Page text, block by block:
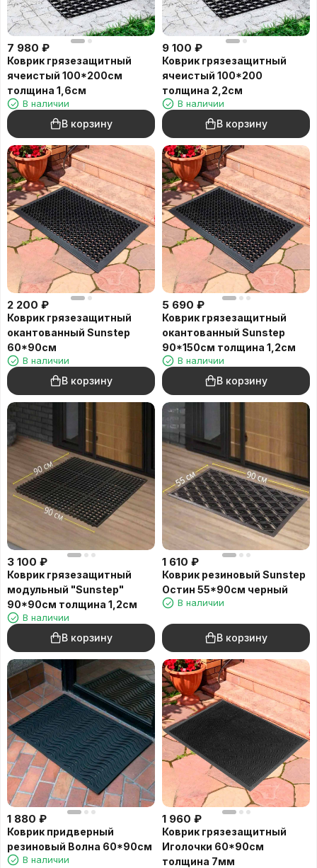
7 980 ₽
Коврик грязезащитный
ячеистый 100*200см
толщина 1,6см
В наличии
В корзину
9 100 ₽
Коврик грязезащитный
ячеистый 100*200
толщина 2,2см
В наличии
В корзину
2 200 ₽
Коврик грязезащитный
окантованный Sunstep
60*90см
В наличии
В корзину
5 690 ₽
Коврик грязезащитный
окантованный Sunstep
90*150см толщина 1,2см
В наличии
В корзину
3 100 ₽
Коврик грязезащитный
модульный "Sunstep"
90*90см толщина 1,2см
В наличии
В корзину
1 610 ₽
Коврик резиновый Sunstep
Остин 55*90см черный
В наличии
В корзину
1 880 ₽
Коврик придверный
резиновый Волна 60*90см
В наличии
1 960 ₽
Коврик грязезащитный
Иголочки 60*90см
толщина 7мм